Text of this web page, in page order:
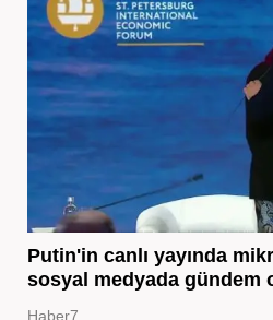
Putin'in canlı yayında
sosyal medyada gündem
Haber7